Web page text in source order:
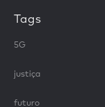
Tags
5G
justiça
futuro